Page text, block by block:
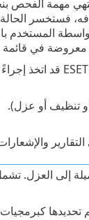
مهمة الفحص
المستخدم
في قائمة
إلى العزل.
تحديدها